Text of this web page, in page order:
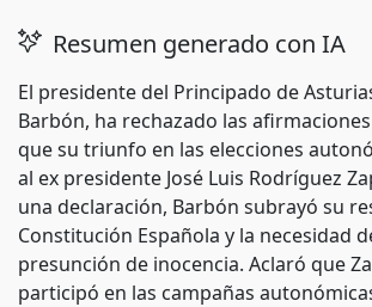
Resumen generado con IA
El presidente del Principado de
Barbón, ha rechazado las
que su triunfo en las elecciones
al ex presidente José Luis Rodríguez
una declaración, Barbón subrayó su
Constitución Española y la necesidad
presunción de inocencia. Aclaró que
participó en las campañas